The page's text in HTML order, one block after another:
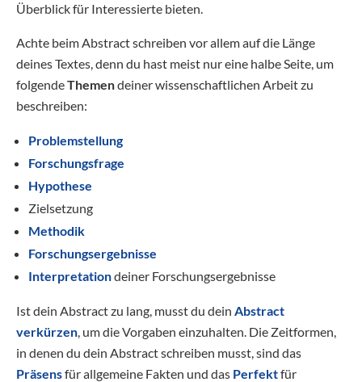
Überblick für Interessierte bieten.
Achte beim Abstract schreiben vor allem auf die Länge
deines Textes, denn du hast meist nur eine halbe Seite, um
folgendeThemendeiner wissenschaftlichen Arbeit zu
beschreiben:
Problemstellung
Forschungsfrage
Hypothese
Zielsetzung
Methodik
Forschungsergebnisse
Interpretationdeiner Forschungsergebnisse
Ist dein Abstract zu lang, musst du dein Abstract
verkürzen, um die Vorgaben einzuhalten. Die Zeitformen,
in denen du dein Abstract schreiben musst, sind das
Präsensfür allgemeine Fakten und das Perfektfür